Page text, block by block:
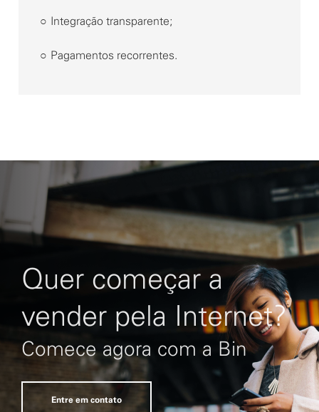
○ Integração transparente;
○ Pagamentos recorrentes.
Quer começar a
vender pela Internet?
Comece agora com a Bin
Entre em contato